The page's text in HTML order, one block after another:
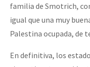
familia de Smotrich,
igual que una muy
Palestina ocupada, de
En definitiva, los